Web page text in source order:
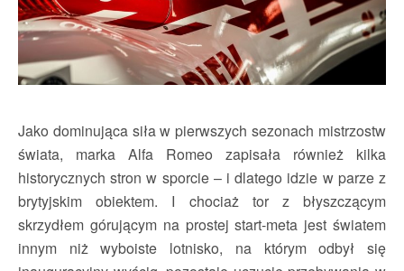
Jako dominująca siła w pierwszych sezonach mistrzostw
świata, marka Alfa Romeo zapisała również kilka
historycznych stron w sporcie – i dlatego idzie w parze z
brytyjskim obiektem. I chociaż tor z błyszczącym
skrzydłem górującym na prostej start-meta jest światem
innym niż wyboiste lotnisko, na którym odbył się